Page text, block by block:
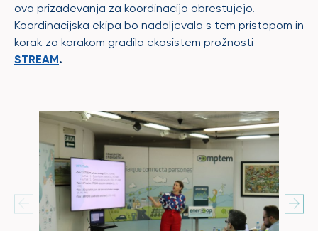
ova prizadevanja za koordinacijo obrestujejo.
Koordinacijska ekipa bo nadaljevala s tem pristopom in
korak za korakom gradila ekosistem prožnosti
STREAM.